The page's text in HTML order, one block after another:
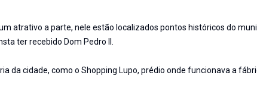
atrativo a parte, nele estão localizados pontos históricos do
ter recebido Dom Pedro II.
da cidade, como o Shopping Lupo, prédio onde funcionava a